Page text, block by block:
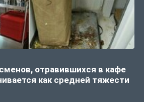
отравившихся в кафе
как средней тяжести